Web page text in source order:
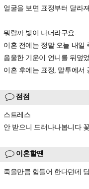
얼굴을 보면 표정부터 달라
뭐랄까 빛이 나더라구요.
이혼 전에는 정말 오늘 내일
음울한 기운이 언니를 뒤덮었
이혼 후에는 표정, 말투에서
점점
스트레스
안 받으니 드러나나봅니다
이혼할땐
죽을만큼 힘들어 한다던데